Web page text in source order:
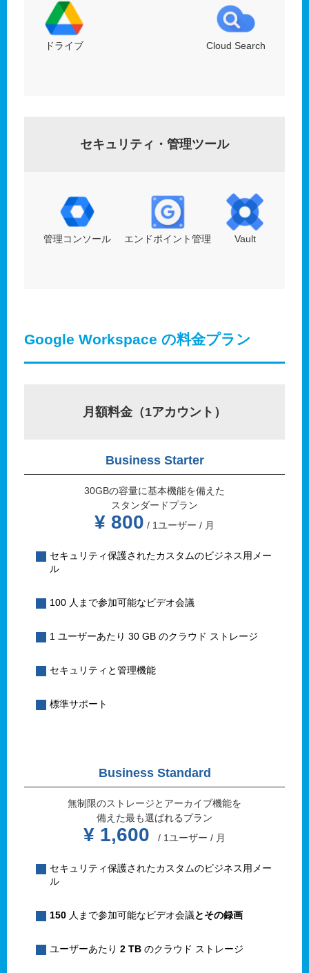
ドライブ Cloud Search
セキュリティ・管理ツール
管理コンソール エンドポイント管理 Vault
Google Workspace の料金プラン
月額料金（1アカウント）
Business Starter
30GBの容量に基本機能を備えた
スタンダードプラン
¥ 800 / 1ユーザー / 月
セキュリティ保護されたカスタムのビジネス用メー
ル
100 人まで参加可能なビデオ会議
1 ユーザーあたり 30 GB のクラウド ストレージ
セキュリティと管理機能
標準サポート
Business Standard
無制限のストレージとアーカイブ機能を
備えた最も選ばれるプラン
¥ 1,600 / 1ユーザー / 月
セキュリティ保護されたカスタムのビジネス用メー
ル
150 人まで参加可能なビデオ会議とその録画
ユーザーあたり 2 TB のクラウド ストレージ